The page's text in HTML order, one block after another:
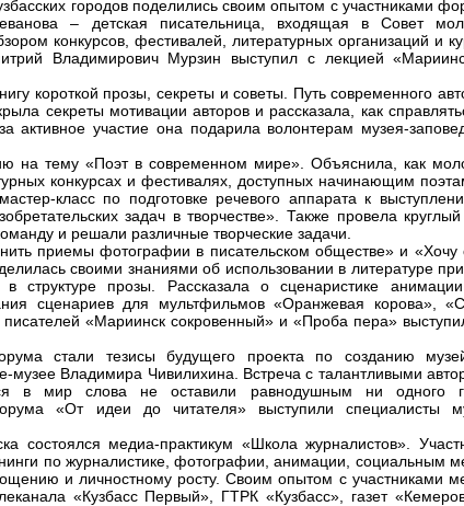
городов поделились своим опытом с участниками
– детская писательница, входящая в Совет
конкурсов, фестивалей, литературных организаций и
Владимирович Мурзин выступил с лекцией
короткой прозы, секреты и советы. Путь современного
секреты мотивации авторов и рассказала, как
активное участие она подарила волонтерам музея-
на тему «Поэт в современном мире». Объяснила, как
конкурсах и фестивалях, доступных начинающим
класс по подготовке речевого аппарата к
задач в творчестве». Также провела
и решали различные творческие задачи.
приемы фотографии в писательском обществе» и «Хочу
своими знаниями об использовании в литературе
структуре прозы. Рассказала о сценаристике
сценариев для мультфильмов «Оранжевая корова»,
«Мариинск сокровенный» и «Проба пера»
стали тезисы будущего проекта по созданию
музее Владимира Чивилихина. Встреча с талантливыми
в мир слова не оставили равнодушным ни одного
«От идеи до читателя» выступили специалисты
состоялся медиа-практикум «Школа журналистов».
по журналистике, фотографии, анимации, социальным
и личностному росту. Своим опытом с участниками
«Кузбасс Первый», ГТРК «Кузбасс», газет